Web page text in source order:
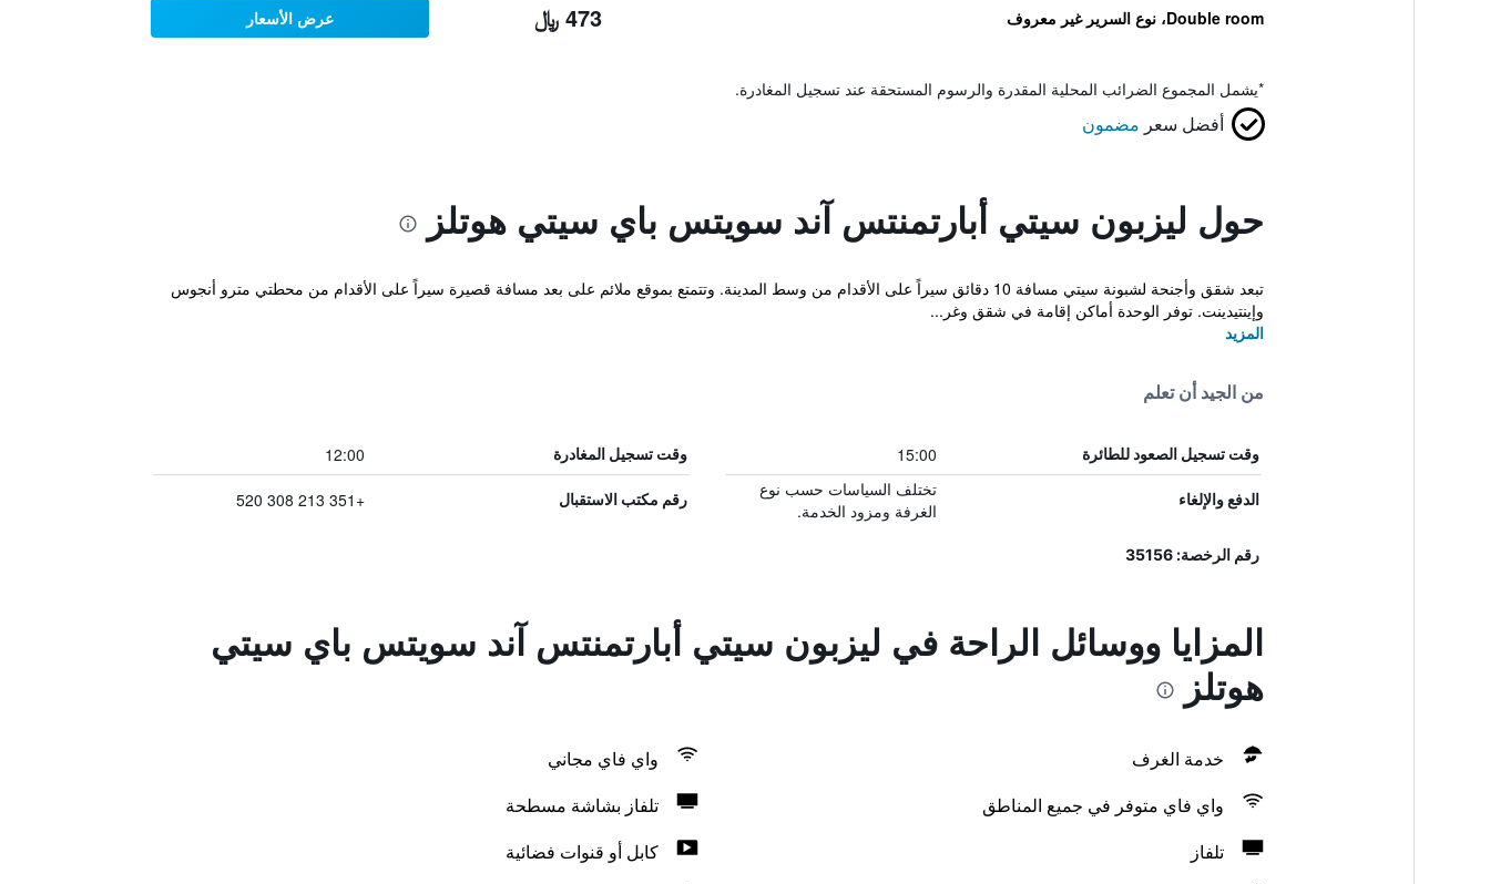
Double room، نوع السرير غير معروف 473 ﷼ عرض الأسعار
*يشمل المجموع الضرائب المحلية المقدرة والرسوم المستحقة عند تسجيل المغادرة.
أفضل سعر مضمون
حول ليزبون سيتي أبارتمنتس آند سويتس باي سيتي هوتلز
تبعد شقق وأجنحة لشبونة سيتي مسافة 10 دقائق سيراً على الأقدام من وسط المدينة. وتتمتع بموقع ملائم على بعد مسافة قصيرة سيراً على الأقدام من محطتي مترو أنجوس
وإينتيدينت. توفر الوحدة أماكن إقامة في شقق وغر...
المزيد
من الجيد أن تعلم
وقت تسجيل الصعود للطائرة 15:00 وقت تسجيل المغادرة 12:00
الدفع والإلغاء
تختلف السياسات حسب نوع
الغرفة ومزود الخدمة.
رقم مكتب الاستقبال +351 213 308 520
رقم الرخصة: 35156
المزايا ووسائل الراحة في ليزبون سيتي أبارتمنتس آند سويتس باي سيتي
هوتلز
خدمة الغرف
واي فاي مجاني
واي فاي متوفر في جميع المناطق
تلفاز بشاشة مسطحة
تلفاز
كابل أو قنوات فضائية